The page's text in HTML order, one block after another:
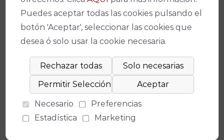
Puedes aceptar todas las cookies pulsando el
botón 'Aceptar', seleccionar las cookies que
desea ó solo usar la cookie necesaria.
Necesario
Preferencias
Estadística
Marketing